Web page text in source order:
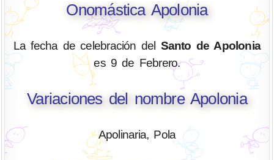
Onomástica Apolonia
La fecha de celebración del Santo de Apolonia
es 9 de Febrero.
Variaciones del nombre Apolonia
Apolinaria, Pola